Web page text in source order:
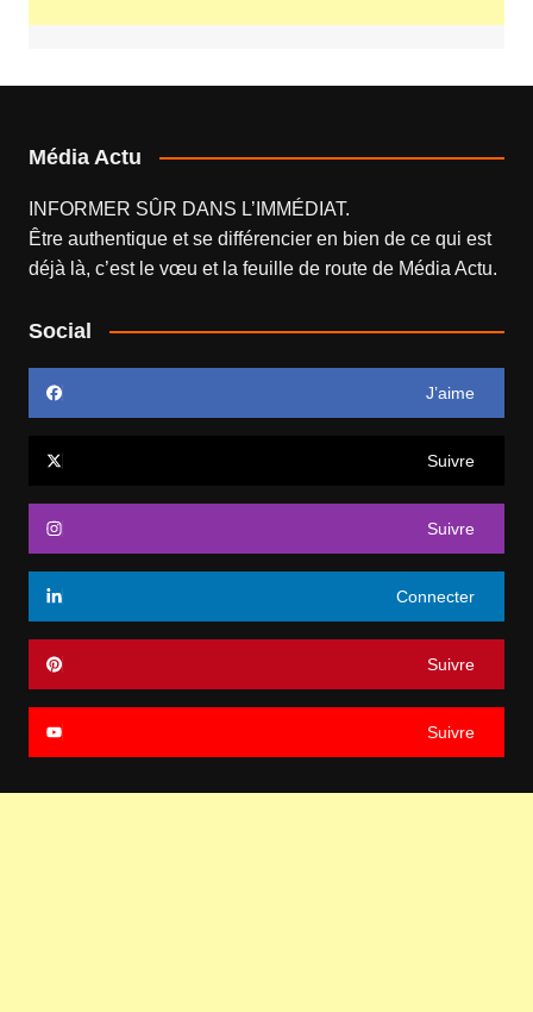
Média Actu
INFORMER SÛR DANS L’IMMÉDIAT.
Être authentique et se différencier en bien de ce qui est
déjà là, c’est le vœu et la feuille de route de Média Actu.
Social
J’aime
Suivre
Suivre
Connecter
Suivre
Suivre